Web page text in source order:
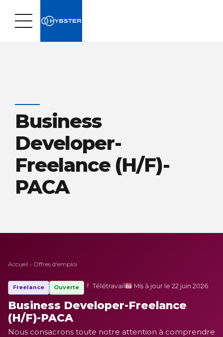
Business
Developer-
Freelance (H/F)-
PACA
Accueil › Offres d'emploi
Freelance Ouverte Télétravail Mis à jour le 22 juin 2026
Business Developer-Freelance
(H/F)-PACA
Nous consacrons toute notre attention à comprendre